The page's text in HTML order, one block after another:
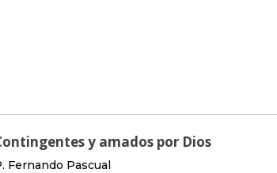
y amados por Dios
Fernando Pascual